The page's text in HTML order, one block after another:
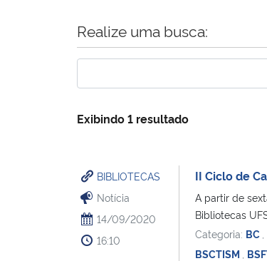
Início do conteúdo
Realize uma busca:
Exibindo 1 resultado
BIBLIOTECAS
Notícia
14/09/2020
16:10
II Ciclo de
A partir de
Bibliotecas
Categoria: BC
BSCTISM